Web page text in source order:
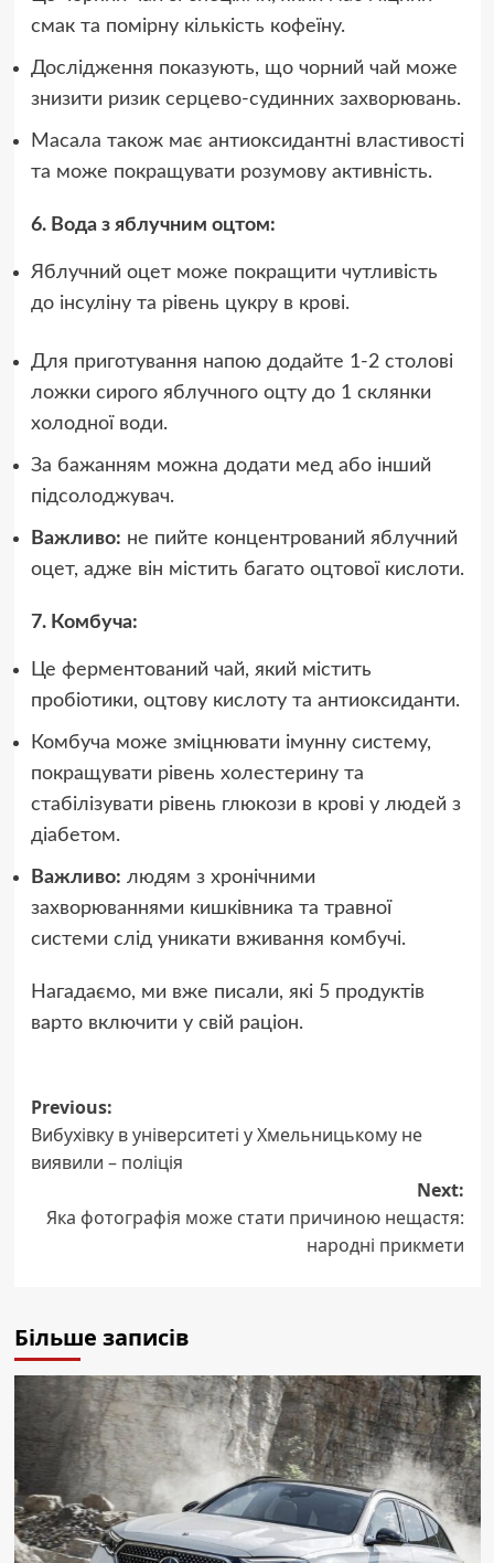
смак та помірну кількість кофеїну.
Дослідження показують, що чорний чай може
знизити ризик серцево-судинних захворювань.
Масала також має антиоксидантні властивості
та може покращувати розумову активність.
6. Вода з яблучним оцтом:
Яблучний оцет може покращити чутливість
до інсуліну та рівень цукру в крові.
Для приготування напою додайте 1-2 столові
ложки сирого яблучного оцту до 1 склянки
холодної води.
За бажанням можна додати мед або інший
підсолоджувач.
Важливо: не пийте концентрований яблучний
оцет, адже він містить багато оцтової кислоти.
7. Комбуча:
Це ферментований чай, який містить
пробіотики, оцтову кислоту та антиоксиданти.
Комбуча може зміцнювати імунну систему,
покращувати рівень холестерину та
стабілізувати рівень глюкози в крові у людей з
діабетом.
Важливо: людям з хронічними
захворюваннями кишківника та травної
системи слід уникати вживання комбучі.
Нагадаємо, ми вже писали, які 5 продуктів
варто включити у свій раціон.
Post
navigation
Previous:
Вибухівку в університеті у Хмельницькому не
виявили – поліція
Next:
Яка фотографія може стати причиною нещастя:
народні прикмети
Більше записів